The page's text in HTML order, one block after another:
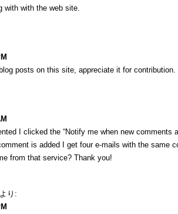
with with the web site.
posts on this site, appreciate it for contribution.
I clicked the “Notify me when new comments
is added I get four e-mails with the same
from that service? Thank you!
より: